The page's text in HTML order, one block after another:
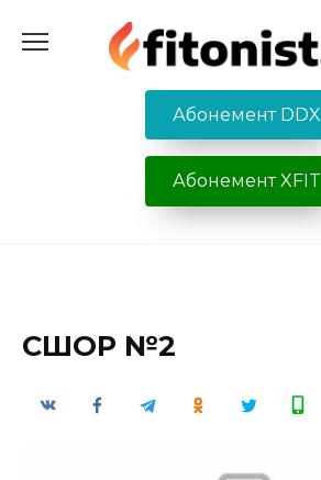
содержанию
Абонемент DDX
Абонемент XFIT
СШОР №2